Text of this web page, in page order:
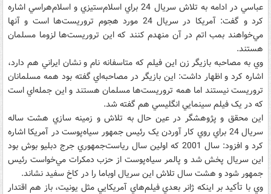
عباسي در ادامه به تلاش سريال 24 براي اسلام‌ستيزي و اسلام‌هراسي اشاره
کرد و گفت: آمريکا در سريال 24 مورد هجوم تروريست‌ها است و آنها
مي‌خواهند بمب اتم در آن منهدم ‌کنند که اين تروريست‌ها لزوما مسلمان
هستند.
وي به مصاحبه بازيگر زن اين فيلم که متاسفانه نام و نشان ايراني هم دارد،
اشاره کرد و اظهار داشت: اين بازيگر در مصاحبه‌اي گفته بود همه مسلمانان
تروريست نيستند اما همه تروريست‌ها مسلمان هستند و اين جمله‌اي است
که در يک فيلم سينمايي انگليسي هم گفته شد.
اين محقق و پژوهشگر در عين حال به تلاش و زمينه سازي هشت ساله
سريال 24 براي روي کار آوردن يک رئيس جمهور سياه‌پوست در آمريکا اشاره
کرد و افزود: سال 2001 که اولين سال رياست‌جمهوري جرج دبليو بوش بود
اين سريال پخش شد و پالمر سياه‌پوست از حزب دمکرات مي‌خواست رئيس
جمهور شود و هشت سال تلاش اين سريال اوباما را در کاخ سفيد نشاند.
وي با تأکيد بر اينکه ژانر بعدي فيلم‌هاي آمريکايي مثل يونيت، باز هم اقتدار